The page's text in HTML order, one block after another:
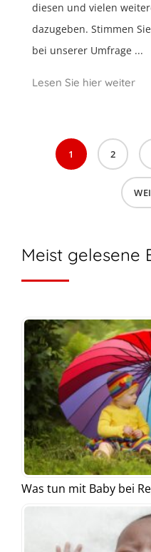
diesen und vielen
dazugeben. Stimmen
bei unserer Umfrage ...
Lesen Sie hier weiter
1 2
Meist gelesene
Was tun mit Baby bei